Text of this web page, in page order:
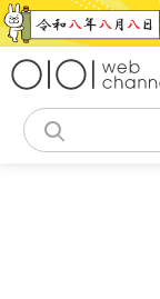
コ
ン